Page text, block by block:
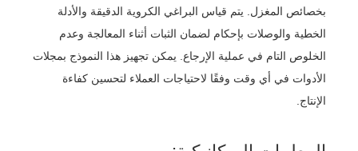
بخصائص المغزل. يتم قياس البراغي الكروية الدقيقة والأدلة
الخطية والوصلات بإحكام لضمان الثبات أثناء المعالجة وعدم
الخلوص التام في عملية الإرجاع. يمكن تجهيز هذا النموذج بمجلات
الأدوات في أي وقت وفقًا لاحتياجات العملاء لتحسين كفاءة
الإنتاج.